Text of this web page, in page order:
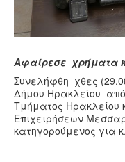
Βίντεο
Συνταγές
Αφαίρεσε χρήματα
Συνελήφθη χθες
Δήμου Ηρακλείου από
Τμήματος Ηρακλείου
Επιχειρήσεων
κατηγορούμενος για